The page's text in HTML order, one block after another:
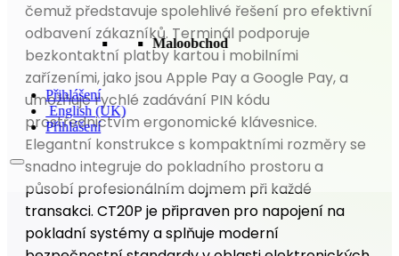
Maloobchod
Přihlášení
English (UK)
Přihlášení
čemuž představuje spolehlivé řešení pro efektivní
odbavení zákazníků. Terminál podporuje
bezkontaktní platby kartou i mobilními
zařízeními, jako jsou Apple Pay a Google Pay, a
umožňuje rychlé zadávání PIN kódu
prostřednictvím ergonomické klávesnice.
Elegantní konstrukce s kompaktními rozměry se
snadno integruje do pokladního prostoru a
působí profesionálním dojmem při každé
transakci. CT20P je připraven pro napojení na
pokladní systémy a splňuje moderní